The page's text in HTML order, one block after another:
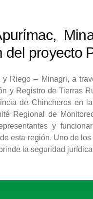
del proyecto
y Riego – Minagri, a
y Registro de Tierras
de Chincheros en
Regional de
y
esta región. Uno de
la seguridad